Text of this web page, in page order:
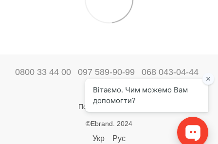
0800 33 44 00 097 589-90-99 068 043-04-44
Наші контакти
Повна версія сайту
©Ebrand. 2024
Укр Рус